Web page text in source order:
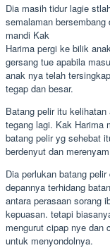
Dia masih tidur lagie
semalaman
mandi Kak
Harima pergi ke bilik
gersang tue apabila
anak nya telah
tegap dan besar.
Batang pelir itu
tegang lagi. Kak Harima
batang pelir yg sehebat
berdenyut dan
Dia perlukan batang
depannya terhidang
antara perasaan sorang
kepuasan. tetapi
mengurut cipap nye dan
untuk menyondolnya.